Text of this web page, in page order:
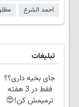
احمد الشرع
تبلیغات
جای بخیه داری؟؟
فقط در 3 هفته
ترمیمش کن!😍